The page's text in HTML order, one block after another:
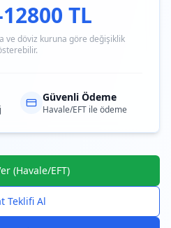
TL
ve döviz kuruna göre değişiklik
Güvenli Ödeme
Havale/EFT ile ödeme
(Havale/EFT)
Teklifi Al